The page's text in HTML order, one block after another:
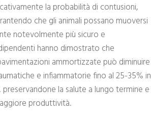
la probabilità di contusioni,
che gli animali possano muoversi
notevolmente più sicuro e
hanno dimostrato che
ammortizzate può diminuire
e infiammatorie fino al 25-35% in
preservandone la salute a lungo termine e
produttività.